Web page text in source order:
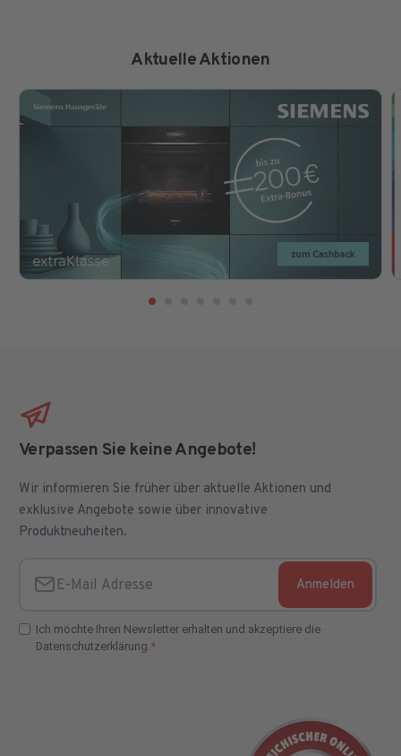
Aktuelle Aktionen
Verpassen Sie keine Angebote!
Wir informieren Sie früher über aktuelle Aktionen und
exklusive Angebote sowie über innovative
Produktneuheiten.
Ich möchte Ihren Newsletter erhalten und akzeptiere die
Datenschutzerklärung.
Anmelden